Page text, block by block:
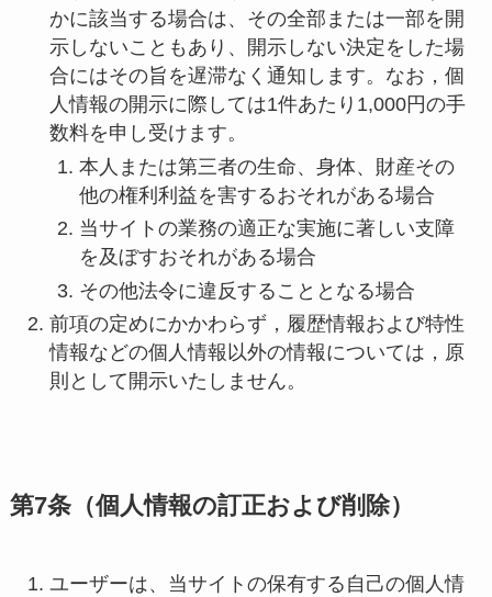
かに該当する場合は、その全部または一部を開
示しないこともあり、開示しない決定をした場
合にはその旨を遅滞なく通知します。なお，個
人情報の開示に際しては1件あたり1,000円の手
数料を申し受けます。
本人または第三者の生命、身体、財産その
他の権利利益を害するおそれがある場合
当サイトの業務の適正な実施に著しい支障
を及ぼすおそれがある場合
その他法令に違反することとなる場合
前項の定めにかかわらず，履歴情報および特性
情報などの個人情報以外の情報については，原
則として開示いたしません。
第7条（個人情報の訂正および削除）
ユーザーは、当サイトの保有する自己の個人情